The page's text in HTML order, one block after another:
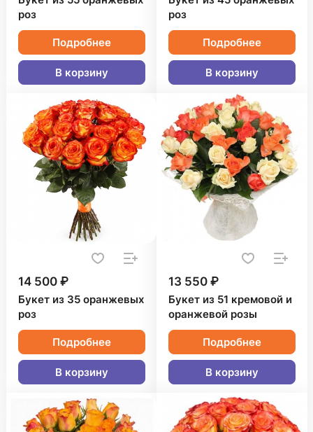
роз
Подробнее
В корзину
роз
Подробнее
В корзину
14 500 ₽
Букет из 35 оранжевых
роз
Подробнее
В корзину
13 550 ₽
Букет из 51 кремовой и
оранжевой розы
Подробнее
В корзину